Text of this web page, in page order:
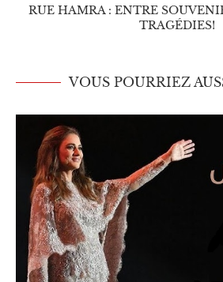
RUE HAMRA : ENTRE
TRAGÉDIES!
VOUS POURRIEZ